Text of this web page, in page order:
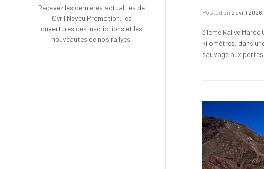
Posted on 2 avril 2026
31ème Rallye
kilomètres, dans
sauvage aux
Recevez les dernières actualités de
Cyril Neveu Promotion, les
ouvertures des inscriptions et les
nouveautés de nos rallyes.